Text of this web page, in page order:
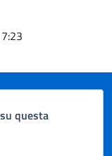
questa